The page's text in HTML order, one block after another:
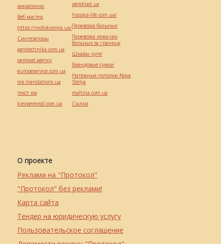
О проекте
Реклама на "Протокол"
"Протокол" без реклами!
Карта сайта
Тендер на юридическую услугу
Пользовательское соглашение
миралинкс
Веб мастер
https://motokosmos.ua/
Синтезаторы
agrotechnika.com.ua
perevod.agency
europeservice.com.ua
mk-translations.ua
текст юа
kievperevod.com.ua
pereklad.ua
hospice-life.com.ua/
Перевозка больных
Перевозка лежачих
больных за границу
Шкафы купе
Брендовые сумки
Натяжные потолки Nova
Stelya
maltina.com.ua
Cылки